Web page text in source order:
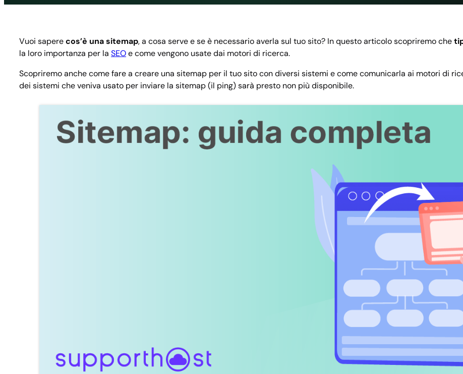
Vuoi saperecos’è una sitemap, a cosa serve e se è necessario averla sul tuo sito? In questo articolo scopriremo che
la loro importanza per la SEOe come vengono usate dai motori di ricerca.
Scopriremo anche come fare a creare una sitemap per il tuo sito con diversi sistemi e come comunicarla ai motori di
dei sistemi che veniva usato per inviare la sitemap (il ping) sarà presto non più disponibile.